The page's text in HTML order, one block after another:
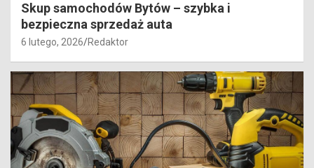
Skup samochodów Bytów – szybka i
bezpieczna sprzedaż auta
6 lutego, 2026 Redaktor